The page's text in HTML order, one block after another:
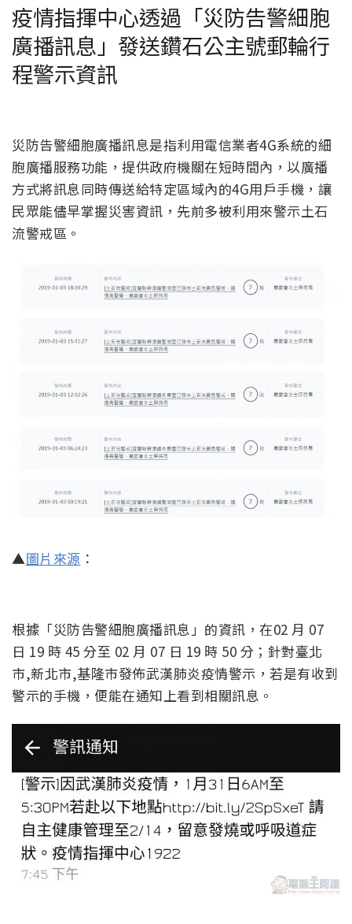
疫情指揮中心透過「災防告警細胞
廣播訊息」發送鑽石公主號郵輪行
程警示資訊
災防告警細胞廣播訊息是指利用電信業者4G系統的細
胞廣播服務功能，提供政府機關在短時間內，以廣播
方式將訊息同時傳送給特定區域內的4G用戶手機，讓
民眾能儘早掌握災害資訊，先前多被利用來警示土石
流警戒區。
▲圖片來源 ：
根據「災防告警細胞廣播訊息」的資訊，在02 月 07
日 19 時 45 分至 02 月 07 日 19 時 50 分；針對臺北
市,新北市,基隆市發佈武漢肺炎疫情警示，若是有收到
警示的手機，便能在通知上看到相關訊息。